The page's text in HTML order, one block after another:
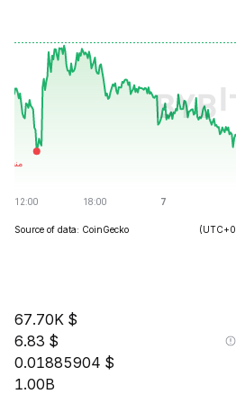
Source of data: CoinGecko
67.70K
6.83
0.01885904
1.00B